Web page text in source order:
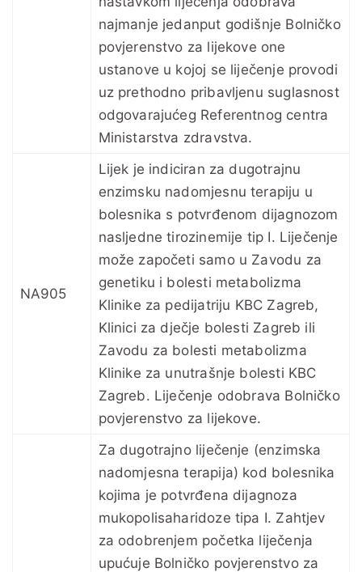
najmanje jedanput godišnje Bolničko
povjerenstvo za lijekove one
ustanove u kojoj se liječenje provodi
uz prethodno pribavljenu suglasnost
odgovarajućeg Referentnog centra
Ministarstva zdravstva.
NA905
Lijek je indiciran za dugotrajnu
enzimsku nadomjesnu terapiju u
bolesnika s potvrđenom dijagnozom
nasljedne tirozinemije tip I. Liječenje
može započeti samo u Zavodu za
genetiku i bolesti metabolizma
Klinike za pedijatriju KBC Zagreb,
Klinici za dječje bolesti Zagreb ili
Zavodu za bolesti metabolizma
Klinike za unutrašnje bolesti KBC
Zagreb. Liječenje odobrava Bolničko
povjerenstvo za lijekove.
Za dugotrajno liječenje (enzimska
nadomjesna terapija) kod bolesnika
kojima je potvrđena dijagnoza
mukopolisaharidoze tipa I. Zahtjev
za odobrenjem početka liječenja
upućuje Bolničko povjerenstvo za